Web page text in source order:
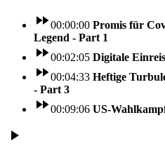
fast_forward00:00:00 Promis für
Legend - Part 1
fast_forward00:02:05 Digitale
fast_forward00:04:33 Heftige
- Part 3
fast_forward00:09:06 US-
play_arrow